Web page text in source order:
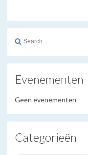
Search
Evenementen
Geen evenementen
Categorieën